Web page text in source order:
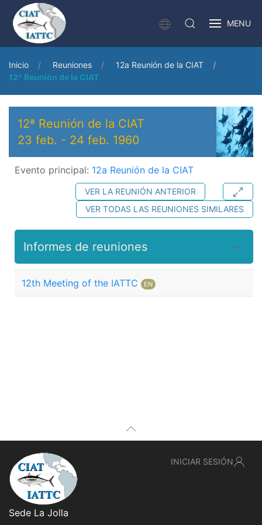
MENU
Inicio Reuniones
12a Reunión de la CIAT
12ª Reunión de la CIAT
12ª Reunión de la CIAT
23 feb. - 24 feb. 1960
Evento principal: 12a Reunión de la CIAT
VER LA REUNIÓN ANTERIOR
VER TODAS LAS REUNIONES SIMILARES
Informes de reuniones
12th Meeting of the IATTC EN
Sede La Jolla
INICIAR SESIÓN